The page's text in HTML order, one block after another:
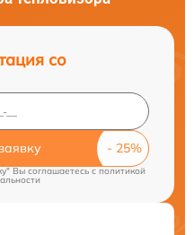
со
Вы соглашаетесь cполитикой